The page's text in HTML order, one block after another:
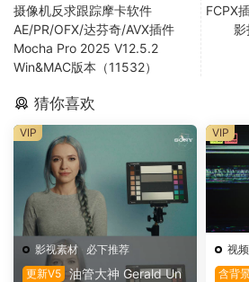
摄像机反求跟踪摩卡软件
AE/PR/OFX/达芬奇/AVX插件
Mocha Pro 2025 V12.5.2
Win&MAC版本（11532）
FCPX
影
猜你喜欢
影视素材
必下推荐
更新V5 油管大神 Gerald Un
VIP
视
含背
VIP